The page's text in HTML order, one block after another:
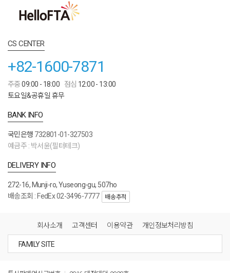
CS CENTER
+82-1600-7871
주중09:00 - 18:00 점심 12:00 - 13:00
토요일&공휴일 휴무
BANK INFO
국민은행 732801-01-327503
예금주 : 박서윤(필터테크)
DELIVERY INFO
272-16, Munji-ro, Yuseong-gu, 507ho
배송조회 : FedEx 02-3496-7777
배송추적
회사소개 고객센터 이용약관 개인정보처리방침